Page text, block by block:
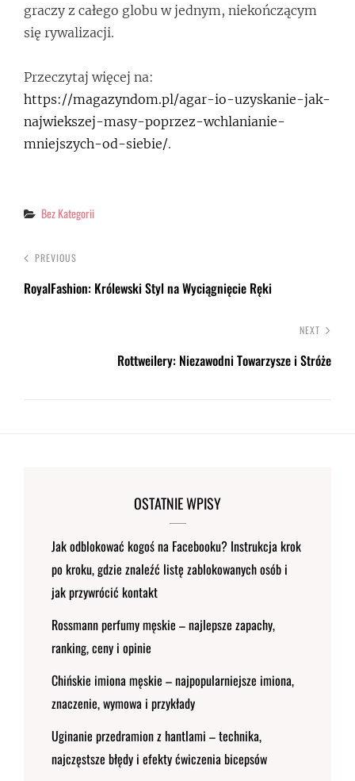
graczy z całego globu w jednym, niekończącym
się rywalizacji.
Przeczytaj więcej na:
https://magazyndom.pl/agar-io-uzyskanie-jak-
najwiekszej-masy-poprzez-wchlanianie-
mniejszych-od-siebie/.
Categories
Bez Kategorii
PREVIOUS
RoyalFashion: Królewski Styl na Wyciągnięcie Ręki
NEXT
Rottweilery: Niezawodni Towarzysze i Stróże
OSTATNIE WPISY
Jak odblokować kogoś na Facebooku? Instrukcja krok
po kroku, gdzie znaleźć listę zablokowanych osób i
jak przywrócić kontakt
Rossmann perfumy męskie – najlepsze zapachy,
ranking, ceny i opinie
Chińskie imiona męskie – najpopularniejsze imiona,
znaczenie, wymowa i przykłady
Uginanie przedramion z hantlami – technika,
najczęstsze błędy i efekty ćwiczenia bicepsów